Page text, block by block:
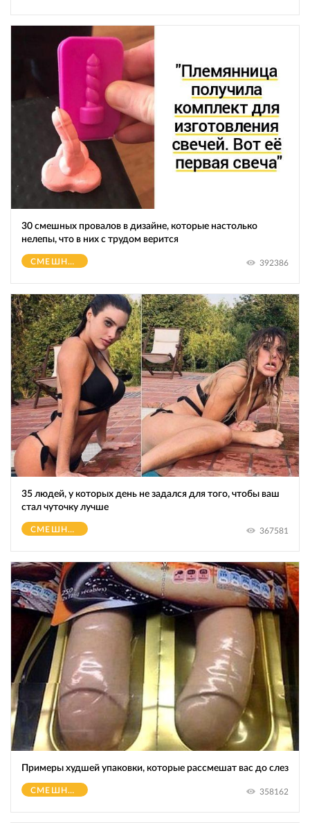
30 смешных провалов в дизайне, которые настолько
нелепы, что в них с трудом верится
СМЕШНОЕ 392386
35 людей, у которых день не задался для того, чтобы ваш
стал чуточку лучше
СМЕШНОЕ 367581
Примеры худшей упаковки, которые рассмешат вас до слез
СМЕШНОЕ 358162